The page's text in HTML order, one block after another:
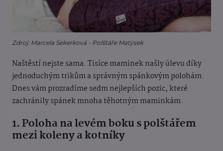
Zdroj: Marcela Sekerková - Polštáře Matýsek
Naštěstí nejste sama. Tisíce maminek našly úlevu díky
jednoduchým trikům a správným spánkovým polohám.
Dnes vám prozradíme sedm nejlepších pozic, které
zachránily spánek mnoha těhotným maminkám.
1. Poloha na levém boku s polštářem
mezi koleny a kotníky